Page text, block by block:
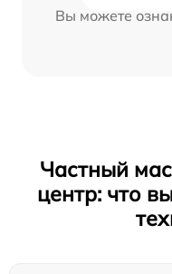
Вы можете
Частный
центр: что